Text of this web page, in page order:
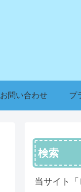
お問い合わせ プ
検索
当サイト